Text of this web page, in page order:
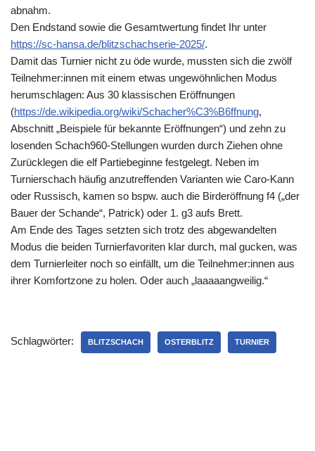
abnahm.
Den Endstand sowie die Gesamtwertung findet Ihr unter
https://sc-hansa.de/blitzschachserie-2025/.
Damit das Turnier nicht zu öde wurde, mussten sich die zwölf
Teilnehmer:innen mit einem etwas ungewöhnlichen Modus
herumschlagen: Aus 30 klassischen Eröffnungen
(https://de.wikipedia.org/wiki/Schacher%C3%B6ffnung,
Abschnitt „Beispiele für bekannte Eröffnungen“) und zehn zu
losenden Schach960-Stellungen wurden durch Ziehen ohne
Zurücklegen die elf Partiebeginne festgelegt. Neben im
Turnierschach häufig anzutreffenden Varianten wie Caro-Kann
oder Russisch, kamen so bspw. auch die Birderöffnung f4 („der
Bauer der Schande“, Patrick) oder 1. g3 aufs Brett.
Am Ende des Tages setzten sich trotz des abgewandelten
Modus die beiden Turnierfavoriten klar durch, mal gucken, was
dem Turnierleiter noch so einfällt, um die Teilnehmer:innen aus
ihrer Komfortzone zu holen. Oder auch „laaaaangweilig.“
Schlagwörter: BLITZSCHACH OSTERBLITZ TURNIER